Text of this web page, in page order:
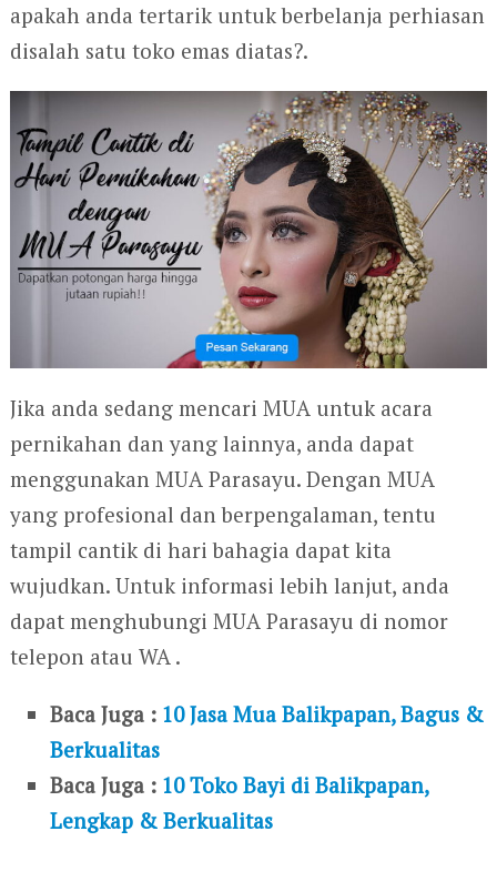
apakah anda tertarik untuk berbelanja perhiasan
disalah satu toko emas diatas?.
Jika anda sedang mencari MUA untuk acara
pernikahan dan yang lainnya, anda dapat
menggunakan MUA Parasayu. Dengan MUA
yang profesional dan berpengalaman, tentu
tampil cantik di hari bahagia dapat kita
wujudkan. Untuk informasi lebih lanjut, anda
dapat menghubungi MUA Parasayu di nomor
telepon atau WA .
Baca Juga : 10 Jasa Mua Balikpapan, Bagus &
Berkualitas
Baca Juga : 10 Toko Bayi di Balikpapan,
Lengkap & Berkualitas